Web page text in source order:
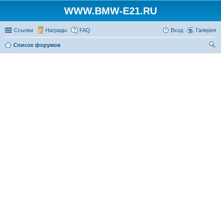
WWW.BMW-E21.RU
Ссылки Награды Галерея
FAQ Вход
Список форумов